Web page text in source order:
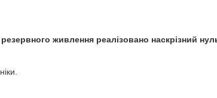
резервного живлення реалізовано наскрізний